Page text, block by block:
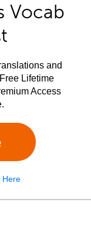
Vocab
and
Lifetime
Access
Here